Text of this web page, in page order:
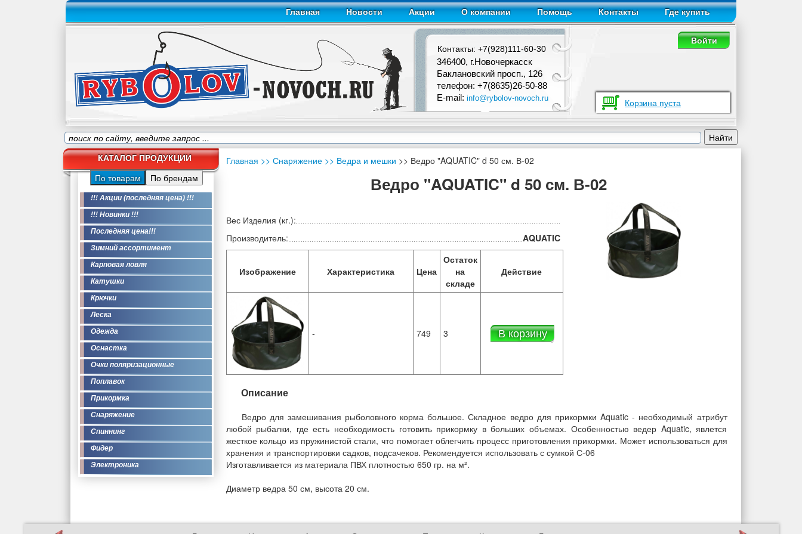
Главная Новости Акции О компании Помощь Контакты Где купить
Контакты: +7(928)111-60-30
346400, г.Новочеркасск
Баклановский просп., 126
телефон: +7(8635)26-50-88
E-mail: info@rybolov-novoch.ru
Войти
Корзина пуста
КАТАЛОГ ПРОДУКЦИИ
По товарам По брендам
!!! Акции (последняя цена) !!!
!!! Новинки !!!
Последняя цена!!!
Зимний ассортимент
Карповая ловля
Катушки
Крючки
Леска
Одежда
Оснастка
Очки поляризационные
Поплавок
Прикормка
Снаряжение
Спиннинг
Фидер
Электроника
Главная >> Снаряжение>> Ведра и мешки >> Ведро "AQUATIC" d 50 см. В-02
Ведро "AQUATIC" d 50 см. В-02
Вес Изделия (кг.):
Производитель:
AQUATIC
Изображение Характеристика Цена
Остаток
на
складе
Действие
- 749 3 В корзину
Описание
Ведро для замешивания рыболовного корма большое. Складное ведро для прикормки Aquatic - необходимый атрибут
любой рыбалки, где есть необходимость готовить прикормку в больших объемах. Особенностью ведер Aquatic, явлется
жесткое кольцо из пружинистой стали, что помогает облегчить процесс приготовления прикормки. Может использоваться для
хранения и транспортировки садков, подсачеков. Рекомендуется использовать с сумкой С-06
Изготавливается из материала ПВХ плотностью 650 гр. на м².
Диаметр ведра 50 см, высота 20 см.